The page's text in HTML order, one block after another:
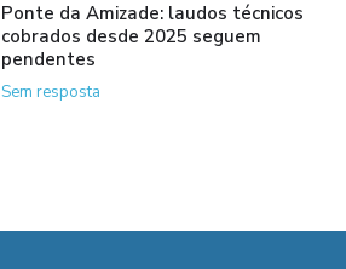
Ponte da Amizade: laudos técnicos
cobrados desde 2025 seguem
pendentes
Sem resposta